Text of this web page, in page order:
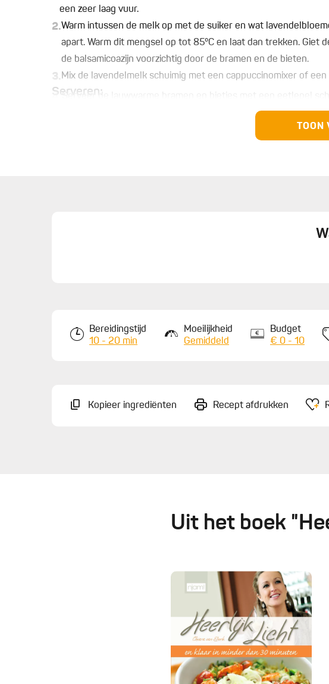
een zeer laag vuur.
2.Warm intussen de melk op met de suiker en wat
apart. Warm dit mengsel op tot 85°C en laat dan trekken. Giet
de balsamicoazijn voorzichtig door de bramen en de bieten.
3. Mix de lavendelmelk schuimig met een cappuccinomixer of een
Serveren:
TOON
Bereidingstijd
10 - 20 min
Moeilijkheid
Gemiddeld
Budget
€ 0 - 10
Kopieer ingrediënten Recept afdrukken
Uit het boek